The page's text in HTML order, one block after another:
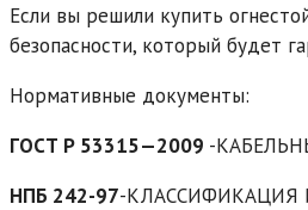
Если вы решили купить
безопасности, который будет
Нормативные документы:
ГОСТ Р 53315—2009 -
НПБ 242-97-КЛАССИФИКАЦИЯ